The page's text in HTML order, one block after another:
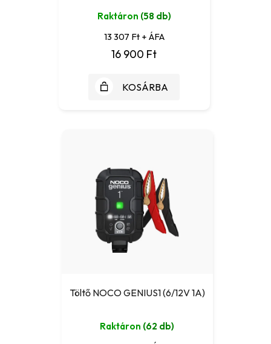
Raktáron (58 db)
13 307 Ft + ÁFA
16 900 Ft
KOSÁRBA
Töltő NOCO GENIUS1 (6/12V 1A)
Raktáron (62 db)